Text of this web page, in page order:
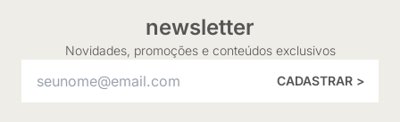
newsletter
Novidades, promoções e conteúdos exclusivos
CADASTRAR >